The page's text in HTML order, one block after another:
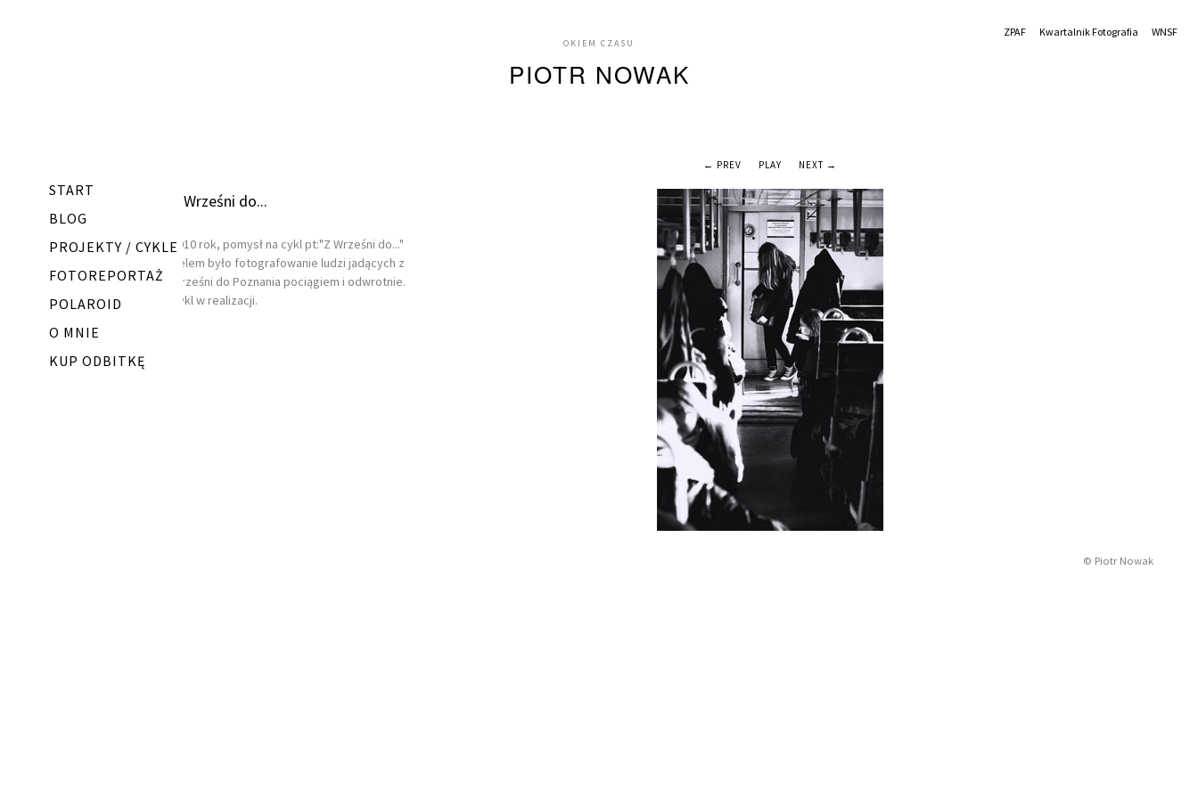
START
BLOG
PROJEKTY / CYKLE
FOTOREPORTAŻ
POLAROID
O MNIE
KUP ODBITKĘ
ZPAF Kwartalnik Fotografia WNSF
OKIEM CZASU
PIOTR NOWAK
Z Wrześni do...
2010 rok, pomysł na cykl pt:"Z Wrześni do..."
Celem było fotografowanie ludzi jadących z
Wrześni do Poznania pociągiem i odwrotnie.
Cykl w realizacji.
← PREV PLAY NEXT →
© Piotr Nowak